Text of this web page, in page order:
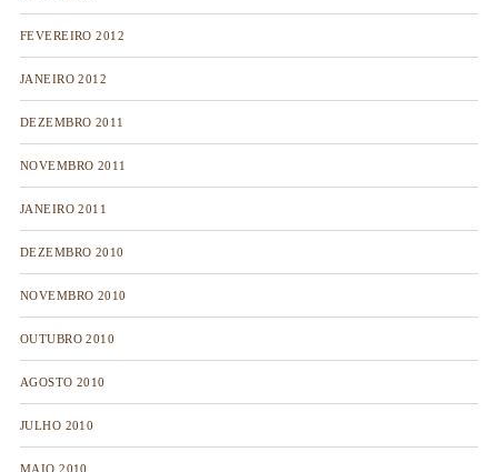
FEVEREIRO 2012
JANEIRO 2012
DEZEMBRO 2011
NOVEMBRO 2011
JANEIRO 2011
DEZEMBRO 2010
NOVEMBRO 2010
OUTUBRO 2010
AGOSTO 2010
JULHO 2010
MAIO 2010